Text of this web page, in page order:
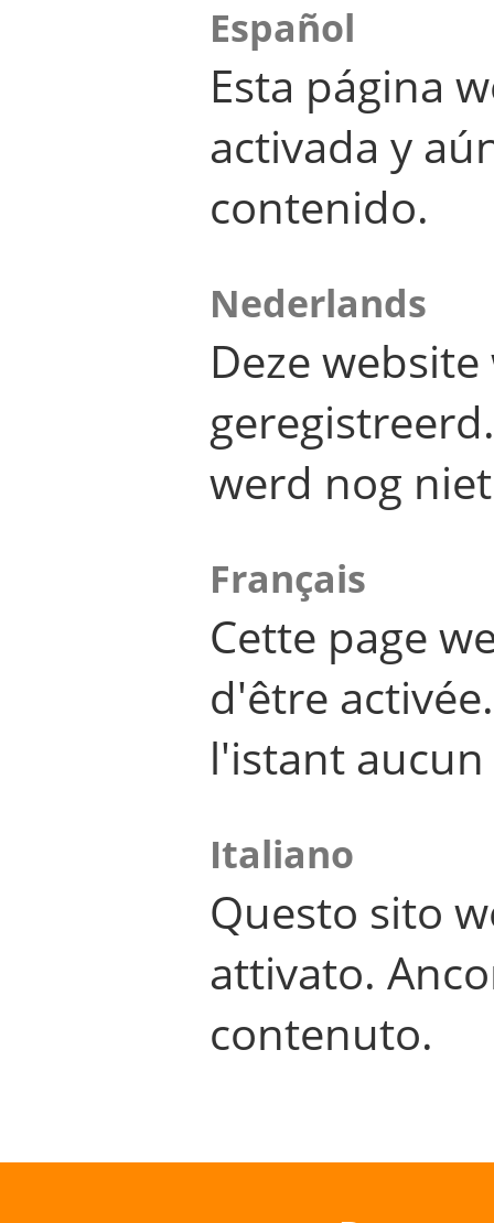
Español
Esta página
activada y
contenido.
Nederlands
Deze
werd nog
Français
Cette page
d'être
l'istant
Italiano
Questo sito
attivato.
contenuto.